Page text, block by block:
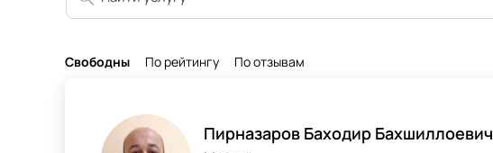
Свободны По рейтингу По отзывам
Пирназаров Баходир Бахшиллоевич